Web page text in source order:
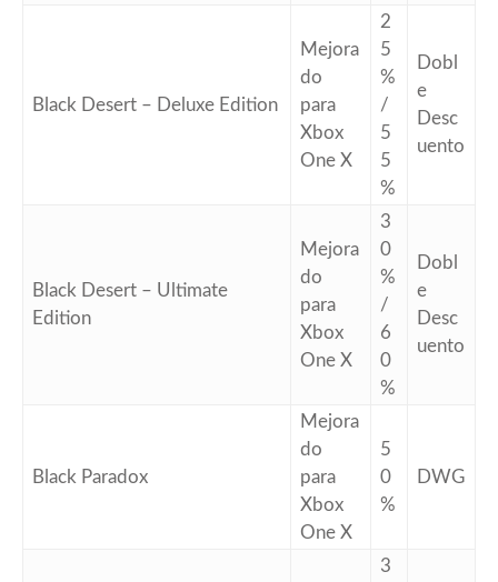
Black Desert – Deluxe Edition
Mejora
do
para
Xbox
One X
2
5
%
/
5
5
%
Dobl
e
Desc
uento
Black Desert – Ultimate
Edition
Mejora
do
para
Xbox
One X
3
0
%
/
6
0
%
Dobl
e
Desc
uento
Black Paradox
Mejora
do
para
Xbox
One X
5
0
%
DWG
3